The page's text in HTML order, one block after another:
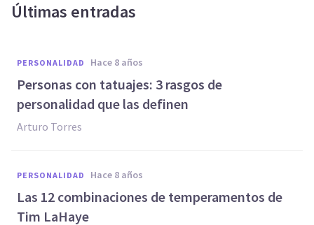
Últimas entradas
PERSONALIDAD hace 8 años
Personas con tatuajes: 3 rasgos de
personalidad que las definen
Arturo Torres
PERSONALIDAD hace 8 años
Las 12 combinaciones de temperamentos de
Tim LaHaye